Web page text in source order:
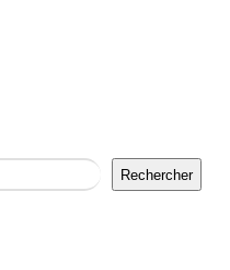
Rechercher